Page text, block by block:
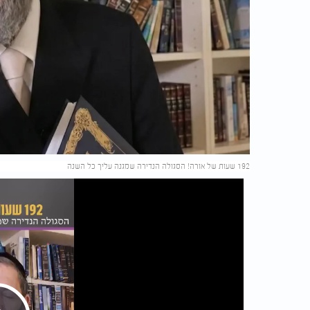
192 שעות של אורה! הסגולה הנדירה שמגנה עליך כל השנה